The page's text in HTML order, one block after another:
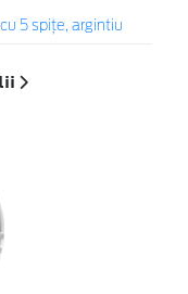
5 spiţe, argintiu